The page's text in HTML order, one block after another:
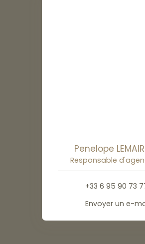
Penelope
Responsable
+33 6 95 90 73
Envoyer un e-